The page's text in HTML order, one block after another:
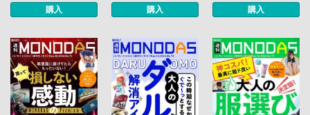
購入 購入 購入